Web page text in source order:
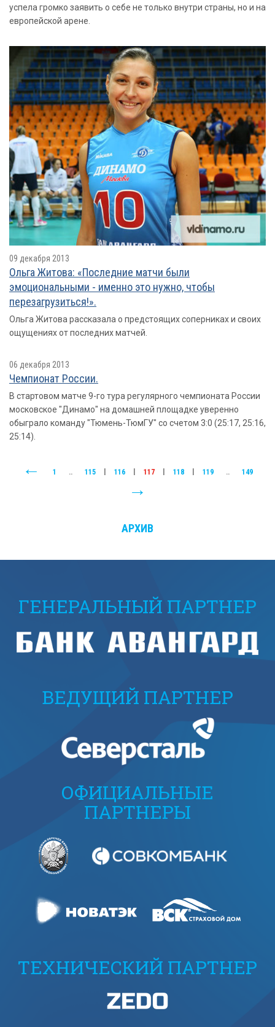
успела громко заявить о себе не только внутри страны, но и на
европейской арене.
09 декабря 2013
Ольга Житова: «Последние матчи были
эмоциональными - именно это нужно, чтобы
перезагрузиться!».
Ольга Житова рассказала о предстоящих соперниках и своих
ощущениях от последних матчей.
06 декабря 2013
Чемпионат России.
В стартовом матче 9-го тура регулярного чемпионата России
московское "Динамо" на домашней площадке уверенно
обыграло команду "Тюмень-ТюмГУ" со счетом 3:0 (25:17, 25:16,
25:14).
1 .. 115 116 117 118 119 .. 149
АРХИВ
ГЕНЕРАЛЬНЫЙ ПАРТНЕР
ВЕДУЩИЙ ПАРТНЕР
ОФИЦИАЛЬНЫЕ
ПАРТНЕРЫ
ТЕХНИЧЕСКИЙ ПАРТНЕР